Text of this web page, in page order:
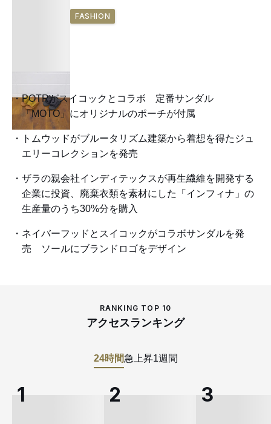
FASHION
POTRがスイコックとコラボ 定番サンダル
「MOTO」にオリジナルのポーチが付属
トムウッドがブルータリズム建築から着想を得たジュ
エリーコレクションを発売
ザラの親会社インディテックスが再生繊維を開発する
企業に投資、廃棄衣類を素材にした「インフィナ」の
生産量のうち30%分を購入
ネイバーフッドとスイコックがコラボサンダルを発
売 ソールにブランドロゴをデザイン
RANKING TOP 10
アクセスランキング
24時間急上昇1週間